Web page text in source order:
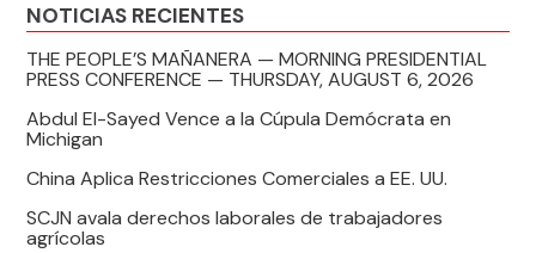
NOTICIAS RECIENTES
THE PEOPLE’S MAÑANERA — MORNING PRESIDENTIAL
PRESS CONFERENCE — THURSDAY, AUGUST 6, 2026
Abdul El-Sayed Vence a la Cúpula Demócrata en
Michigan
China Aplica Restricciones Comerciales a EE. UU.
SCJN avala derechos laborales de trabajadores
agrícolas